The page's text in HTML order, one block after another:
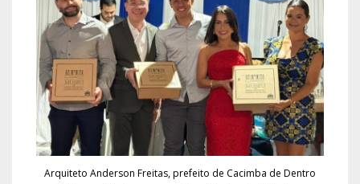
Arquiteto Anderson Freitas, prefeito de Cacimba de Dentro